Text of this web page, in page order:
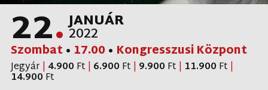
22. JANUÁR
2022
Szombat• 17.00• Kongresszusi Központ
Jegyár | 4.900 Ft | 6.900 Ft | 9.900 Ft | 11.900 Ft |
14.900 Ft